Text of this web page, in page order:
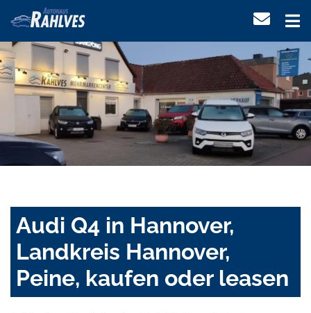
Audi Q4 in Hannover,
Landkreis Hannover,
Peine, kaufen oder leasen